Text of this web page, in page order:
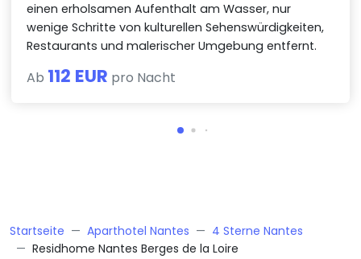
einen erholsamen Aufenthalt am Wasser, nur
wenige Schritte von kulturellen Sehenswürdigkeiten,
Restaurants und malerischer Umgebung entfernt.
Ab 112 EUR pro Nacht
Startseite Aparthotel Nantes
4 Sterne Nantes
Residhome Nantes Berges de la Loire